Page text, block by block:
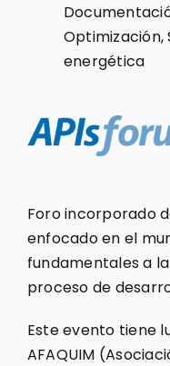
Optimización,
energética
Foro incorporado
enfocado en el
fundamentales a
proceso de
Este evento tiene
AFAQUIM